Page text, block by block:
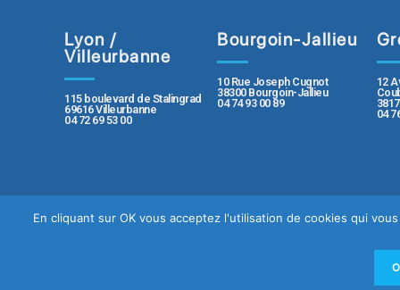
Lyon /
Villeurbanne
115 boulevard de Stalingrad
69616 Villeurbanne
04 72 69 53 00
Bourgoin-Jallieu
10 Rue Joseph Cugnot
38300 Bourgoin-Jallieu
04 74 93 00 89
12
04
Plan du
Politique de protection des données
En cliquant sur OK vous acceptez l'utilisation de cookies qui